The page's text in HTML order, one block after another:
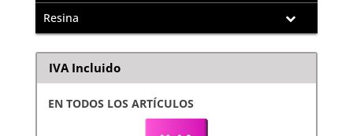
Resina
IVA Incluido
EN TODOS LOS ARTÍCULOS